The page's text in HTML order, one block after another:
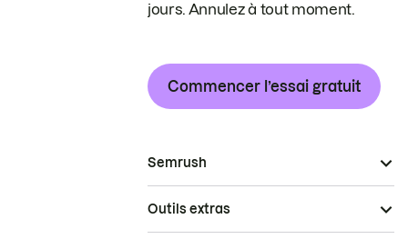
jours. Annulez à tout moment.
Commencer l’essai gratuit
Semrush
Outils extras